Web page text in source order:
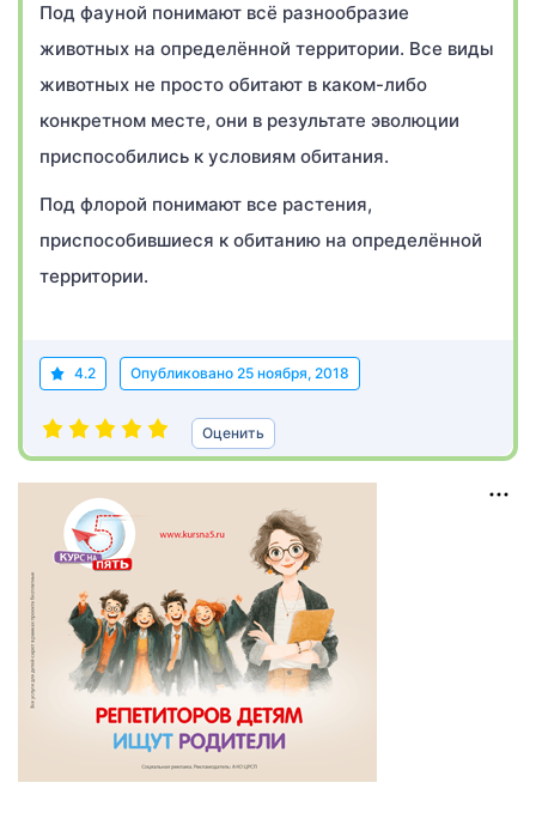
Под фауной понимают всё разнообразие
животных на определённой территории. Все виды
животных не просто обитают в каком-либо
конкретном месте, они в результате эволюции
приспособились к условиям обитания.
Под флорой понимают все растения,
приспособившиеся к обитанию на определённой
территории.
4.2 Опубликовано 25 ноября, 2018
Оценить